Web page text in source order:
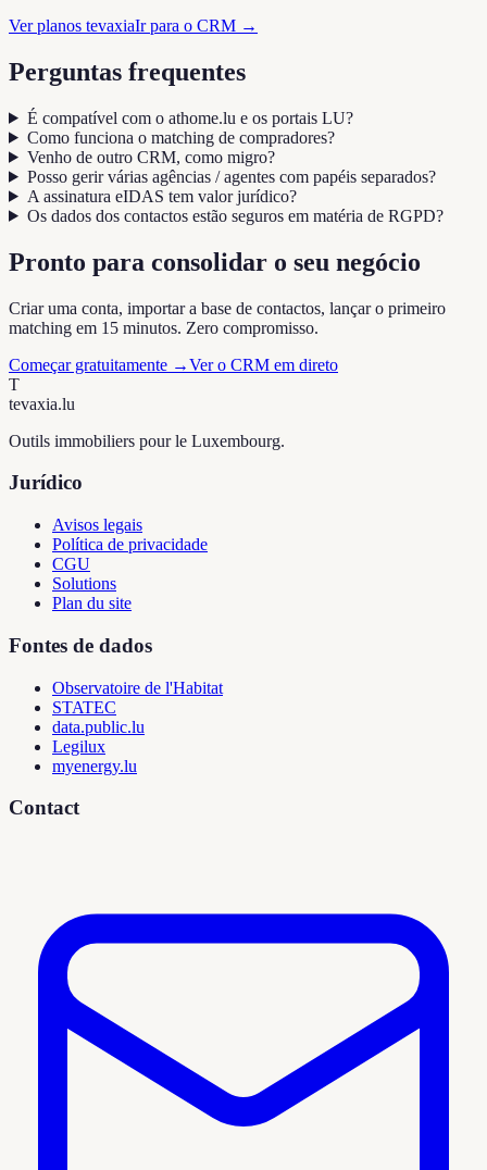
Ver planos tevaxiaIr para o CRM →
Perguntas frequentes
É compatível com o athome.lu e os portais LU?
Como funciona o matching de compradores?
Venho de outro CRM, como migro?
Posso gerir várias agências / agentes com papéis separados?
A assinatura eIDAS tem valor jurídico?
Os dados dos contactos estão seguros em matéria de RGPD?
Pronto para consolidar o seu negócio
Criar uma conta, importar a base de contactos, lançar o primeiro
matching em 15 minutos. Zero compromisso.
Começar gratuitamente →Ver o CRM em direto
T
tevaxia.lu
Outils immobiliers pour le Luxembourg.
Jurídico
Avisos legais
Política de privacidade
CGU
Solutions
Plan du site
Fontes de dados
Observatoire de l'Habitat
STATEC
data.public.lu
Legilux
myenergy.lu
Contact